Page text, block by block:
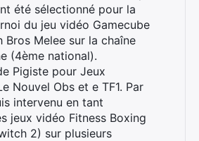
été sélectionné pour la
du jeu vidéo Gamecube
Bros Melee sur la chaîne
(4ème national).
Pigiste pour Jeux
Nouvel Obs et e TF1. Par
intervenu en tant
jeux vidéo Fitness Boxing
2) sur plusieurs